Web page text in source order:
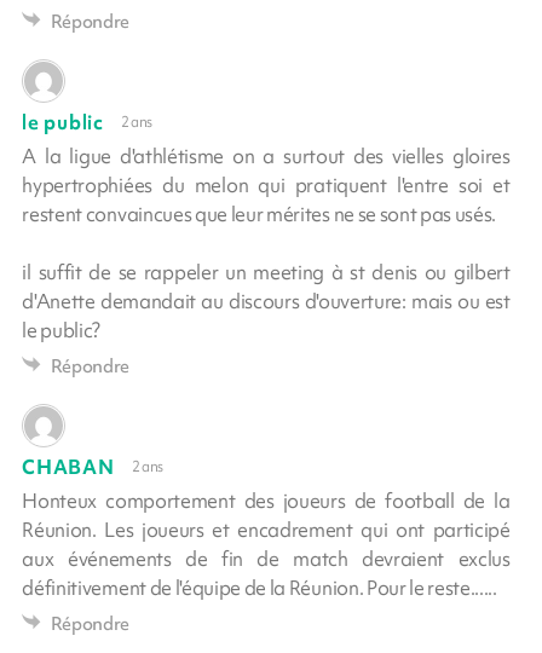
Répondre
le public 2 ans
A la ligue d'athlétisme on a surtout des vielles gloires
hypertrophiées du melon qui pratiquent l'entre soi et
restent convaincues que leur mérites ne se sont pas usés.
il suffit de se rappeler un meeting à st denis ou gilbert
d'Anette demandait au discours d'ouverture: mais ou est
le public?
Répondre
CHABAN 2 ans
Honteux comportement des joueurs de football de la
Réunion. Les joueurs et encadrement qui ont participé
aux événements de fin de match devraient exclus
définitivement de l'équipe de la Réunion. Pour le reste......
Répondre